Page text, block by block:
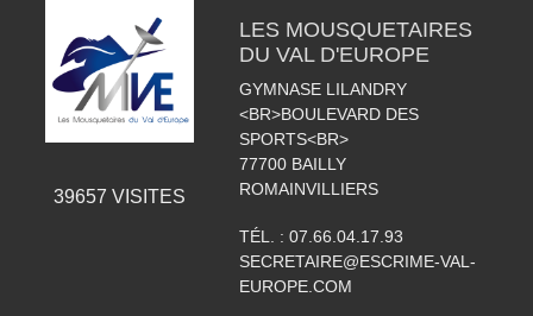
39657 VISITES
LES MOUSQUETAIRES
DU VAL D'EUROPE
GYMNASE LILANDRY
<BR>BOULEVARD DES
SPORTS<BR>
77700 BAILLY
ROMAINVILLIERS
TÉL. : 07.66.04.17.93
SECRETAIRE@ESCRIME-VAL-
EUROPE.COM